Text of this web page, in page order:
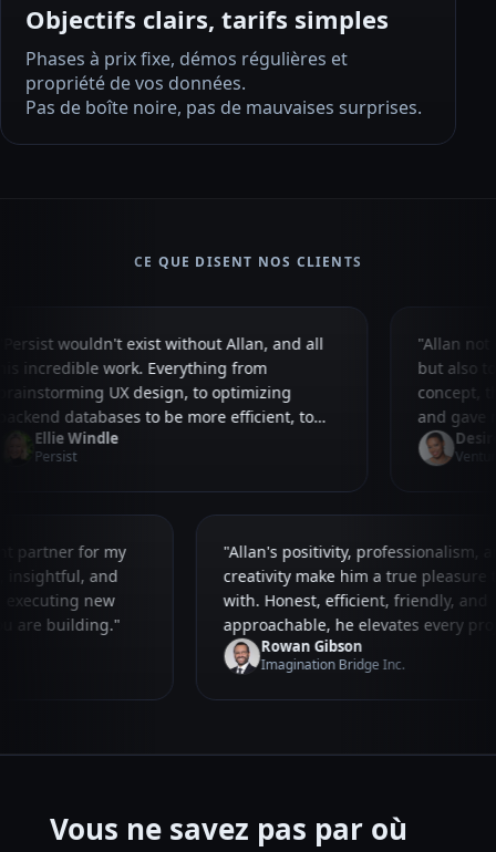
Objectifs clairs, tarifs simples
Phases à prix fixe, démos régulières et
propriété de vos données.
Pas de boîte noire, pas de mauvaises surprises.
CE QUE DISENT NOS CLIENTS
wouldn't exist without Allan, and all
incredible work. Everything from
UX design, to optimizing
databases to be more efficient, to
maintenance to stripe integrations.
has helped design, build and scale almost
aspect of our business."
Ellie Windle
Persist
"Allan not
but also
concept,
and gave
things that may not
partner for my
insightful, and
executing new
are building."
"Allan's positivity, professionalism,
creativity make him a true pleasure
with. Honest, efficient, friendly, and
approachable, he elevates every
Rowan Gibson
Imagination Bridge Inc.
Vous ne savez pas par où